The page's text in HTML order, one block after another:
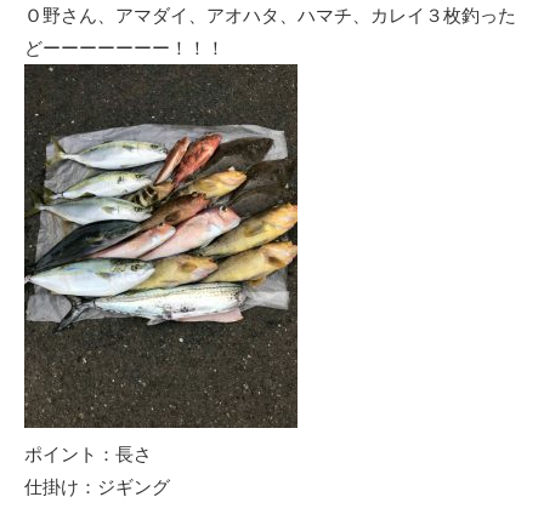
Ｏ野さん、アマダイ、アオハタ、ハマチ、カレイ３枚釣った
どーーーーーーー！！！
ポイント：長さ
仕掛け：ジギング